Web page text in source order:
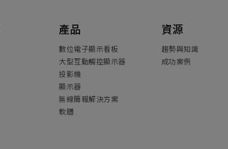
產品
數位電子顯示看板
大型互動觸控顯示器
投影機
顯示器
無線簡報解決方案
軟體
資源
趨勢與知識
成功案例